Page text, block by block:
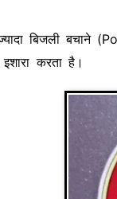
बिजली बचाने
करता है।